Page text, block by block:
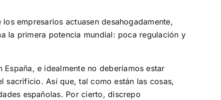
empresarios actuasen desahogadamente,
la primera potencia mundial: poca regulación y
e idealmente no deberíamos estar
sacrificio. Así que, tal como están las cosas,
españolas. Por cierto, discrepo